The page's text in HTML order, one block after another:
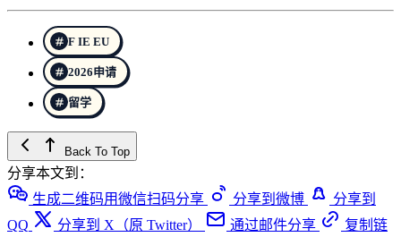
F IE EU
2026申请
留学
Back To Top
分享本文到：
生成二维码用微信扫码分享
分享到微博
分享到
QQ
分享到 X（原 Twitter） 通过邮件分享
复制链